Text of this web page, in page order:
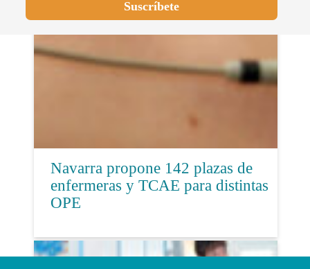
Navarra propone 142 plazas de
enfermeras y TCAE para distintas
OPE